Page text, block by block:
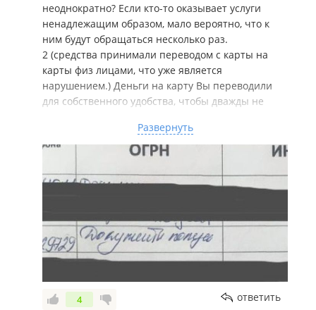
неоднократно? Если кто-то оказывает услуги
ненадлежащим образом, мало вероятно, что к
ним будут обращаться несколько раз.
2 (средства принимали переводом с карты на
карты физ лицами, что уже является
нарушением.) Деньги на карту Вы переводили
для собственного удобства, чтобы дважды не
пошлина, а также услуги нотариуса, о чём есть
подтверждающие документы. Что в этом случае
мы пошли Вам на встречу?
Вы обращались за услугой по регистрации ООО.
Ваше ООО нами было зарегистрирована, а
документы были переданы лично в руки. О чём
стоите на системе налогообложения УСНО 15%.
Развернуть
4 ответить